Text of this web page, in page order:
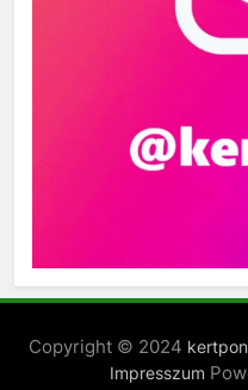
Copyright © 2024
Impresszum